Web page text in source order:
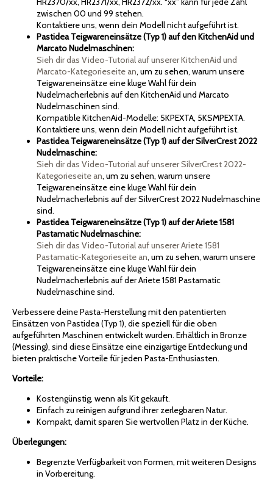
zwischen 00 und 99 stehen.
Kontaktiere uns, wenn dein Modell nicht aufgeführt ist.
Pastidea Teigwareneinsätze (Typ 1) auf den KitchenAid und
Marcato Nudelmaschinen:
Sieh dir das Video-Tutorial auf unserer KitchenAid und
Marcato-Kategorieseite an, um zu sehen, warum unsere
Teigwareneinsätze eine kluge Wahl für dein
Nudelmacherlebnis auf den KitchenAid und Marcato
Nudelmaschinen sind.
Kompatible KitchenAid-Modelle: 5KPEXTA, 5KSMPEXTA.
Kontaktiere uns, wenn dein Modell nicht aufgeführt ist.
Pastidea Teigwareneinsätze (Typ 1) auf der SilverCrest 2022
Nudelmaschine:
Sieh dir das Video-Tutorial auf unserer SilverCrest 2022-
Kategorieseite an, um zu sehen, warum unsere
Teigwareneinsätze eine kluge Wahl für dein
Nudelmacherlebnis auf der SilverCrest 2022 Nudelmaschine
sind.
Pastidea Teigwareneinsätze (Typ 1) auf der Ariete 1581
Pastamatic Nudelmaschine:
Sieh dir das Video-Tutorial auf unserer Ariete 1581
Pastamatic-Kategorieseite an, um zu sehen, warum unsere
Teigwareneinsätze eine kluge Wahl für dein
Nudelmacherlebnis auf der Ariete 1581 Pastamatic
Nudelmaschine sind.
Verbessere deine Pasta-Herstellung mit den patentierten
Einsätzen von Pastidea (Typ 1), die speziell für die oben
aufgeführten Maschinen entwickelt wurden. Erhältlich in Bronze
(Messing), sind diese Einsätze eine einzigartige Entdeckung und
bieten praktische Vorteile für jeden Pasta-Enthusiasten.
Vorteile:
Kostengünstig, wenn als Kit gekauft.
Einfach zu reinigen aufgrund ihrer zerlegbaren Natur.
Kompakt, damit sparen Sie wertvollen Platz in der Küche.
Überlegungen:
Begrenzte Verfügbarkeit von Formen, mit weiteren Designs
in Vorbereitung.